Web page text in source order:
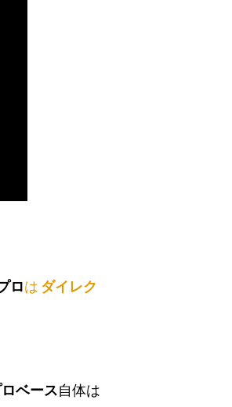
ロは ダイレク
ベース自体は